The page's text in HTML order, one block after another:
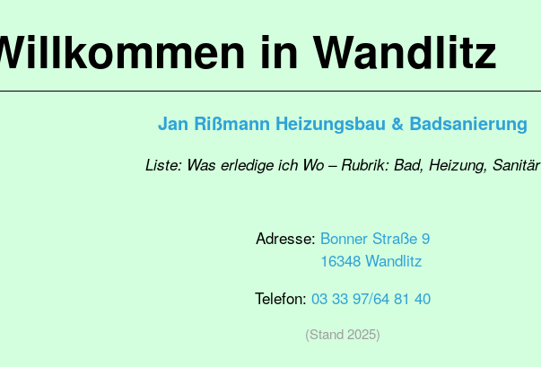
in Wandlitz
Jan Rißmann Heizungsbau & Badsanierung
Liste: Was erledige ich Wo – Rubrik: Bad, Heizung, Sanitär
Adresse: Bonner Straße 9
16348 Wandlitz
Telefon: 03 33 97/64 81 40
(Stand 2025)